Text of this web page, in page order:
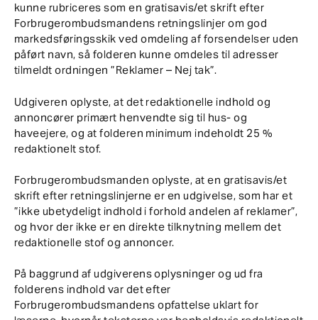
kunne rubriceres som en gratisavis/et skrift efter
Forbrugerombudsmandens retningslinjer om god
markedsføringsskik ved omdeling af forsendelser uden
påført navn, så folderen kunne omdeles til adresser
tilmeldt ordningen ”Reklamer – Nej tak”.
Udgiveren oplyste, at det redaktionelle indhold og
annoncører primært henvendte sig til hus- og
haveejere, og at folderen minimum indeholdt 25 %
redaktionelt stof.
Forbrugerombudsmanden oplyste, at en gratisavis/et
skrift efter retningslinjerne er en udgivelse, som har et
”ikke ubetydeligt indhold i forhold andelen af reklamer”,
og hvor der ikke er en direkte tilknytning mellem det
redaktionelle stof og annoncer.
På baggrund af udgiverens oplysninger og ud fra
folderens indhold var det efter
Forbrugerombudsmandens opfattelse uklart for